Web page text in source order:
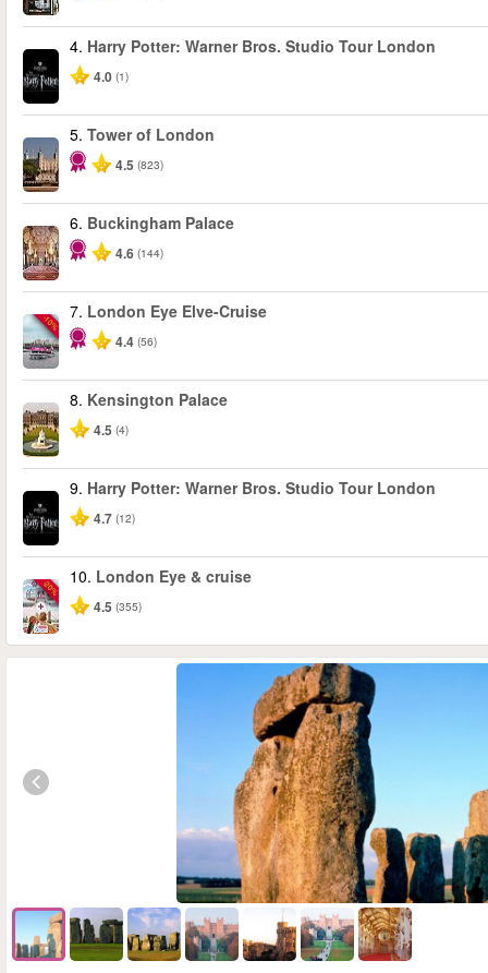
4. Harry Potter: Warner Bros. Studio Tour London
4.0 (1)
5. Tower of London
4.5 (823)
6. Buckingham Palace
4.6 (144)
-10%
7. London Eye Elve-Cruise
4.4 (56)
8. Kensington Palace
4.5 (4)
9. Harry Potter: Warner Bros. Studio Tour London
4.7 (12)
-20%
10. London Eye & cruise
4.5 (355)